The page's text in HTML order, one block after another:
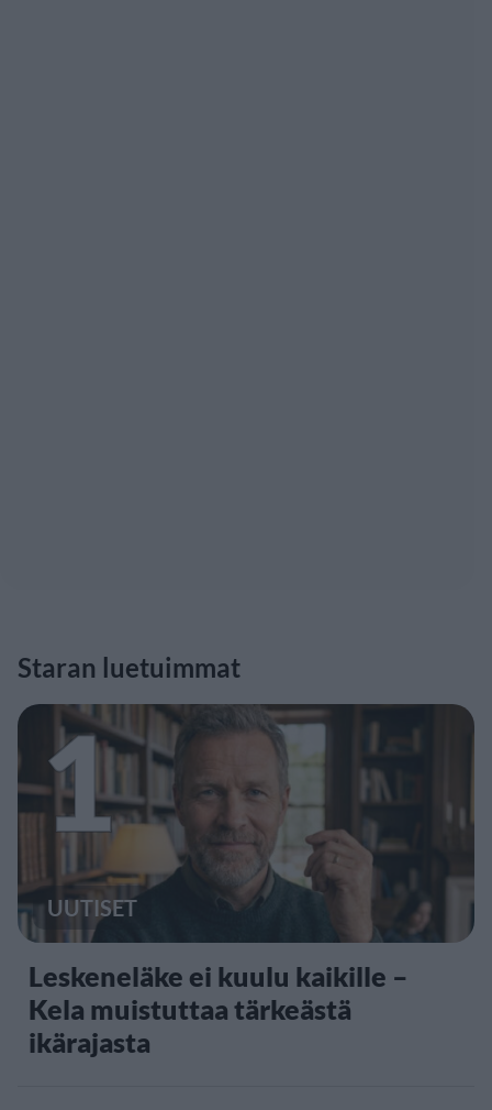
Staran luetuimmat
1
UUTISET
Leskeneläke ei kuulu kaikille –
Kela muistuttaa tärkeästä
ikärajasta